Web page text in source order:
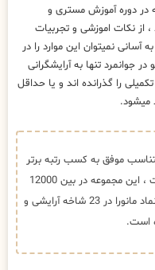
در دوره آموزش مستری و
از نکات اموزشی و تجربیات
نمیتوان این موارد را در
جوانمرد تنها به آرایشگرانی
را گذرانده اند و یا حداقل
مدت 4 سال بطور متناسب موفق به کسب رتبه برتر
کیفیت آموزش از موسسه CertPer شده است ، این مجموعه در بین 12000
موسسه آموزشی در سراسر جهان با دریافت نماد مانورا در 23 شاخه آرایشی و
است.